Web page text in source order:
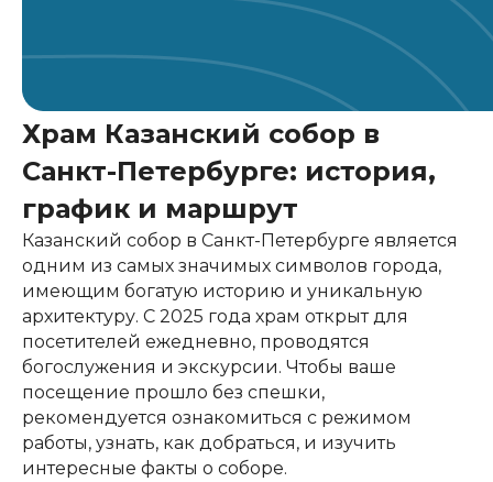
Храм Казанский собор в
Санкт-Петербурге: история,
график и маршрут
Казанский собор в Санкт-Петербурге является
одним из самых значимых символов города,
имеющим богатую историю и уникальную
архитектуру. С 2025 года храм открыт для
посетителей ежедневно, проводятся
богослужения и экскурсии. Чтобы ваше
посещение прошло без спешки,
рекомендуется ознакомиться с режимом
работы, узнать, как добраться, и изучить
интересные факты о соборе.